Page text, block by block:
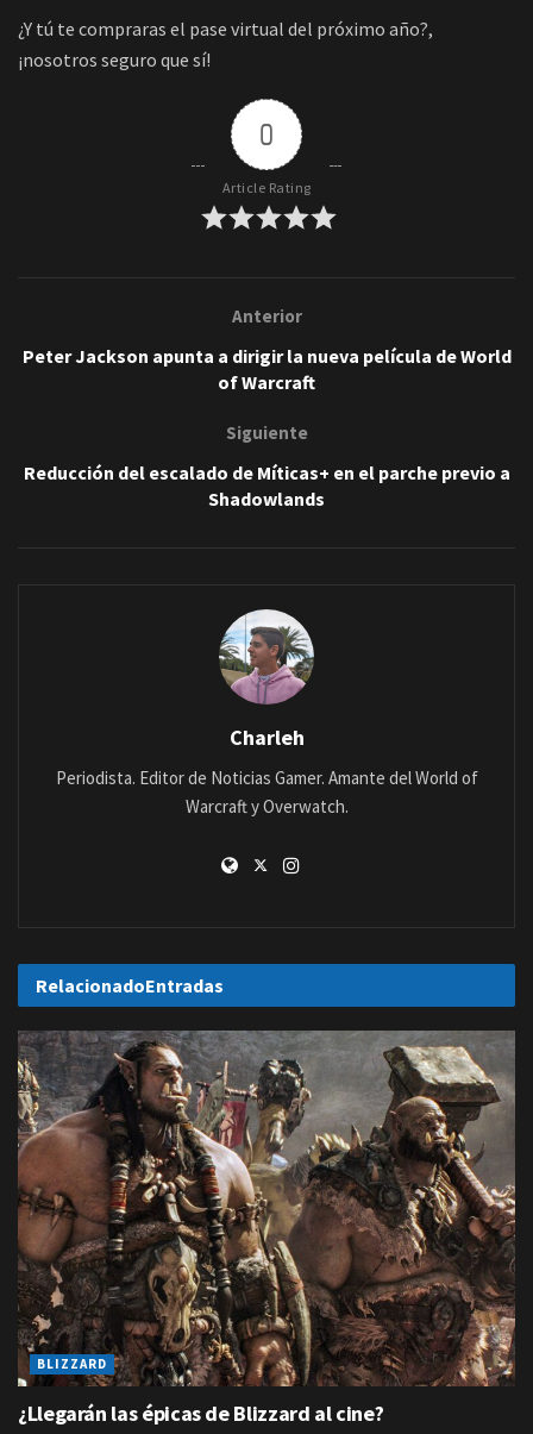
¿Y tú te compraras el pase virtual del próximo año?,
¡nosotros seguro que sí!
0
Article Rating
Anterior
Peter Jackson apunta a dirigir la nueva película de World
of Warcraft
Siguiente
Reducción del escalado de Míticas+ en el parche previo a
Shadowlands
Charleh
Periodista. Editor de Noticias Gamer. Amante del World of
Warcraft y Overwatch.
RelacionadoEntradas
BLIZZARD
¿Llegarán las épicas de Blizzard al cine?